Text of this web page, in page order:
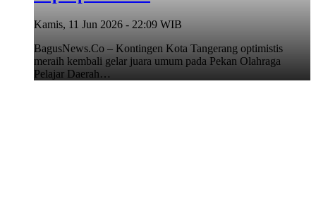
Kamis, 11 Jun 2026 - 22:09 WIB
BagusNews.Co – Kontingen Kota Tangerang optimistis
meraih kembali gelar juara umum pada Pekan Olahraga
Pelajar Daerah…